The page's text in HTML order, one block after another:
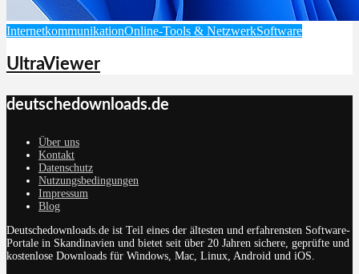
InternetkommunikationOnline-Tools & NetzwerkSoftware
UltraViewer
deutschedownloads.de
Über uns
Kontakt
Datenschutz
Nutzungsbedingungen
Impressum
Blog
Deutschedownloads.de ist Teil eines der ältesten und erfahrensten Software-
Portale in Skandinavien und bietet seit über 20 Jahren sichere, geprüfte und
kostenlose Downloads für Windows, Mac, Linux, Android und iOS.